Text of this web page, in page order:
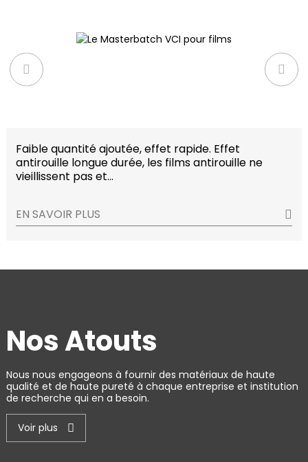
Faible quantité ajoutée, effet rapide. Effet
antirouille longue durée, les films antirouille ne
vieillissent pas et…
EN SAVOIR PLUS
Nos Atouts
Nous nous engageons à fournir des matériaux de haute
qualité et de haute pureté à chaque entreprise et institution
de recherche qui en a besoin.
Voir plus